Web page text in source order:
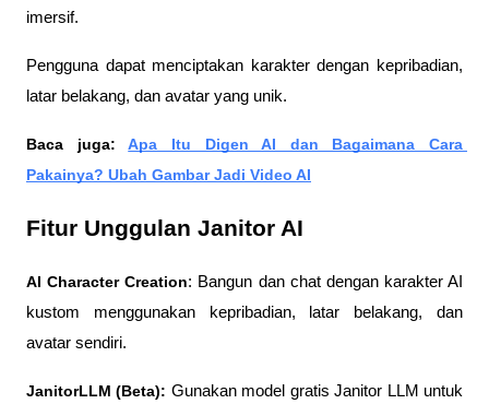
imersif.
Pengguna dapat menciptakan karakter dengan kepribadian,
latar belakang, dan avatar yang unik.
Baca juga: Apa Itu Digen AI dan Bagaimana Cara
Pakainya? Ubah Gambar Jadi Video AI
Fitur Unggulan Janitor AI
AI Character Creation: Bangun dan chat dengan karakter AI
kustom menggunakan kepribadian, latar belakang, dan
avatar sendiri.
JanitorLLM (Beta): Gunakan model gratis Janitor LLM untuk